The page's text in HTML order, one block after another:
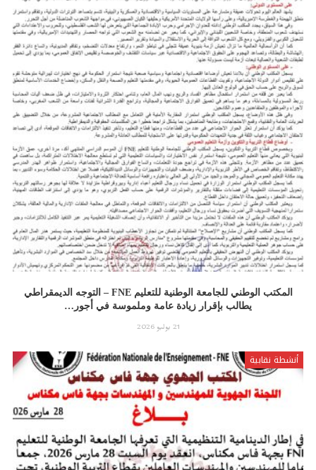
المكتب الوطني للجامعة الوطنية للتعليم ‏FNE‏ – التوجه الديمقراطي
يطالب بإقرار ‏زيادة عامة وملموسة في أجور…
21 يوليو 2026
أنشطة نقابية